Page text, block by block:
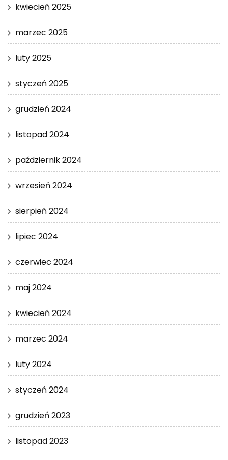
kwiecień 2025
marzec 2025
luty 2025
styczeń 2025
grudzień 2024
listopad 2024
październik 2024
wrzesień 2024
sierpień 2024
lipiec 2024
czerwiec 2024
maj 2024
kwiecień 2024
marzec 2024
luty 2024
styczeń 2024
grudzień 2023
listopad 2023